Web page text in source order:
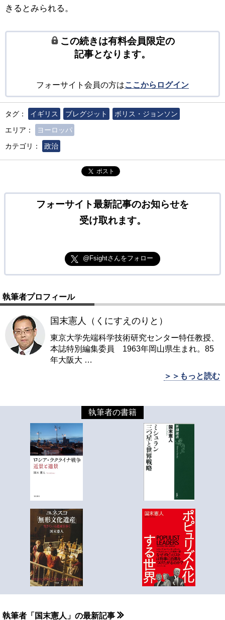
きるとみられる。
この続きは有料会員限定の
記事となります。
フォーサイト会員の方はここからログイン
タグ： イギリス ブレグジット
ボリス・ジョンソン
エリア：
ヨーロッパ
カテゴリ：
政治
ポスト
フォーサイト最新記事のお知らせを
受け取れます。
@Fsightさんをフォロー
執筆者プロフィール
国末憲人（くにすえのりと）
東京大学先端科学技術研究センター特任教授、
本誌特別編集委員 1963年岡山県生まれ。85
年大阪大 …
＞＞もっと読む
執筆者の書籍
執筆者「国末憲人」の最新記事